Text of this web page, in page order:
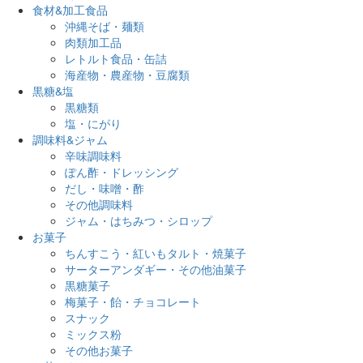
食材&加工食品
沖縄そば・麺類
肉類加工品
レトルト食品・缶詰
海産物・農産物・豆腐類
黒糖&塩
黒糖類
塩・にがり
調味料&ジャム
辛味調味料
ぽん酢・ドレッシング
だし・味噌・酢
その他調味料
ジャム・はちみつ・シロップ
お菓子
ちんすこう・紅いもタルト・焼菓子
サーターアンダギー・その他油菓子
黒糖菓子
梅菓子・飴・チョコレート
スナック
ミックス粉
その他お菓子